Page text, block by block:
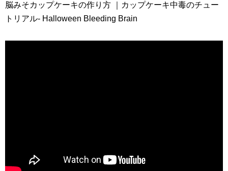
脳みそカップケーキの作り方 ｜カップケーキ中毒のチュー
トリアル- Halloween Bleeding Brain